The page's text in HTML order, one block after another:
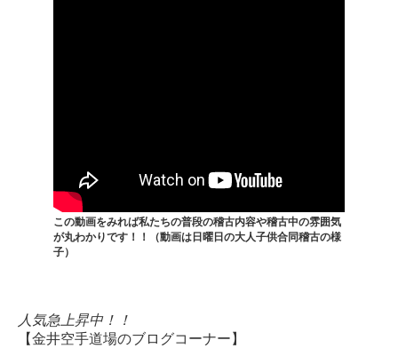
この動画をみれば私たちの普段の稽古内容や稽古中の雰囲気
が丸わかりです！！（動画は日曜日の大人子供合同稽古の様
子）
人気急上昇中！！
【金井空手道場のブログコーナー】